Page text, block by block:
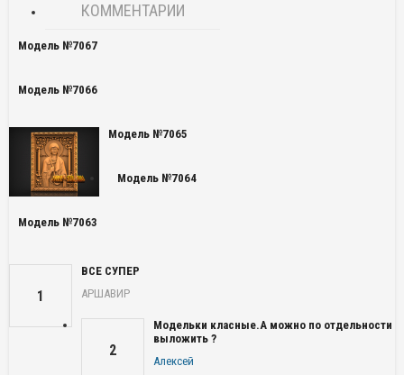
КОММЕНТАРИИ
Модель №7067
Модель №7066
Модель №7065
Модель №7064
Модель №7063
1
ВСЕ СУПЕР
АРШАВИР
2
Модельки класные.А можно по отдельности
выложить ?
Алексей